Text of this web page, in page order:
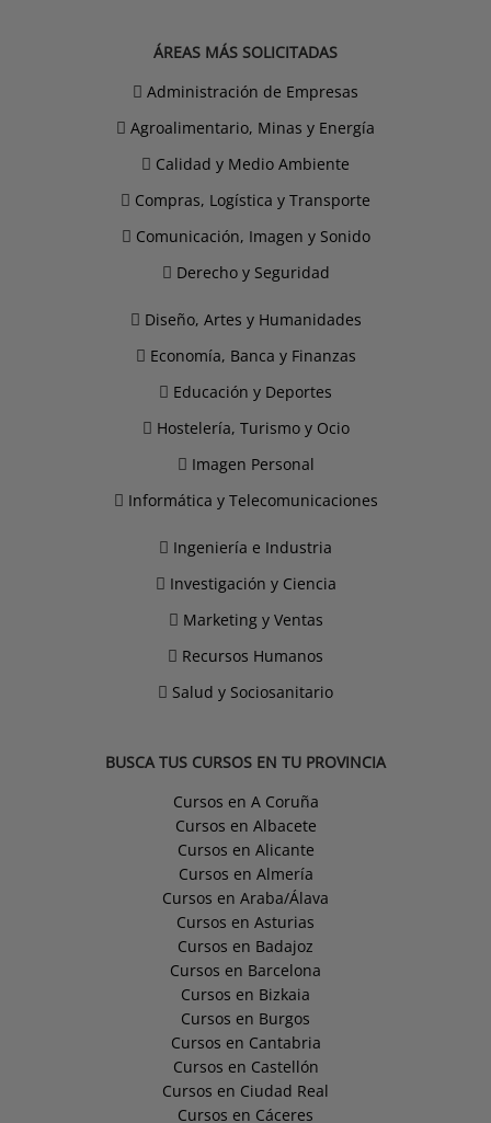
ÁREAS MÁS SOLICITADAS
Administración de Empresas
Agroalimentario, Minas y Energía
Calidad y Medio Ambiente
Compras, Logística y Transporte
Comunicación, Imagen y Sonido
Derecho y Seguridad
Diseño, Artes y Humanidades
Economía, Banca y Finanzas
Educación y Deportes
Hostelería, Turismo y Ocio
Imagen Personal
Informática y Telecomunicaciones
Ingeniería e Industria
Investigación y Ciencia
Marketing y Ventas
Recursos Humanos
Salud y Sociosanitario
BUSCA TUS CURSOS EN TU PROVINCIA
Cursos en A Coruña
Cursos en Albacete
Cursos en Alicante
Cursos en Almería
Cursos en Araba/Álava
Cursos en Asturias
Cursos en Badajoz
Cursos en Barcelona
Cursos en Bizkaia
Cursos en Burgos
Cursos en Cantabria
Cursos en Castellón
Cursos en Ciudad Real
Cursos en Cáceres